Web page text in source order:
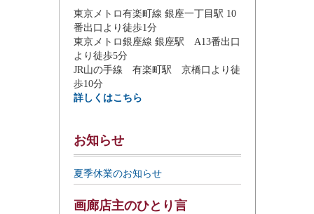
東京メトロ有楽町線 銀座一丁目駅 10
番出口より徒歩1分
東京メトロ銀座線 銀座駅 A13番出口
より徒歩5分
JR山の手線 有楽町駅 京橋口より徒
歩10分
詳しくはこちら
お知らせ
夏季休業のお知らせ
画廊店主のひとり言